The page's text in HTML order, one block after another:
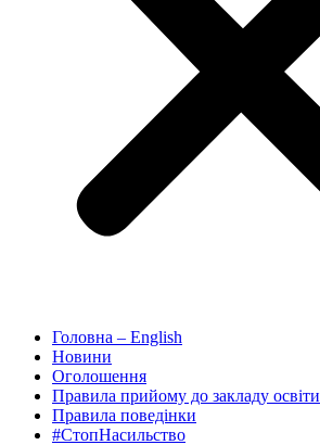
Головна – English
Новини
Оголошення
Правила прийому до закладу освіти
Правила поведінки
#СтопНасильство